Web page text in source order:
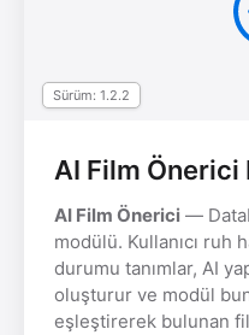
Sürüm: 1.2.2
AI Film Önerici
AI Film Önerici —
modülü. Kullanıcı ruh
durumu tanımlar, AI
oluşturur ve modül
eşleştirerek bulunan